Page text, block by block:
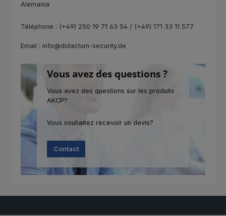
Alemania
Téléphone : (+49) 250 19 71 63 54 / (+49) 171 33 11 577
Email : info@didactum-security.de
Vous avez des questions ?
Vous avez des questions sur les produits
AKCP?
Vous souhaitez recevoir un devis?
Contact